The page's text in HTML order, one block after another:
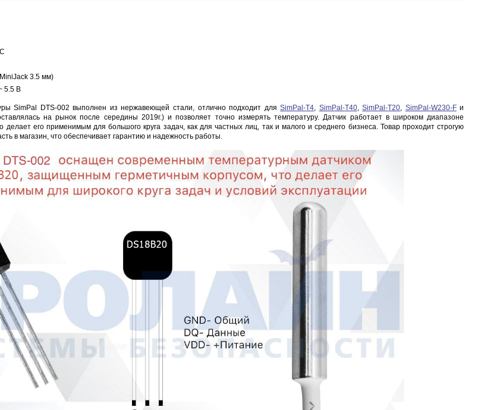
RTU5024
2 690 руб.
Proline PR-SA040
1 803 руб.
M50
162 руб.
81 руб.
3.5 мм)
5.5 В
SimPal DTS-002 выполнен из нержавеющей стали, отлично подходит дляSimPal-T4, SimPal-T40,SimPal-T20, SimPal-W230-Fи
на рынок после середины 2019г.) и позволяет точно измерять температуру. Датчик работает в широком диапазоне
делает его применимым для большого круга задач, как для частных лиц, так и малого и среднего бизнеса. Товар проходит строгую
в магазин, что обеспечивает гарантию и надежность работы.